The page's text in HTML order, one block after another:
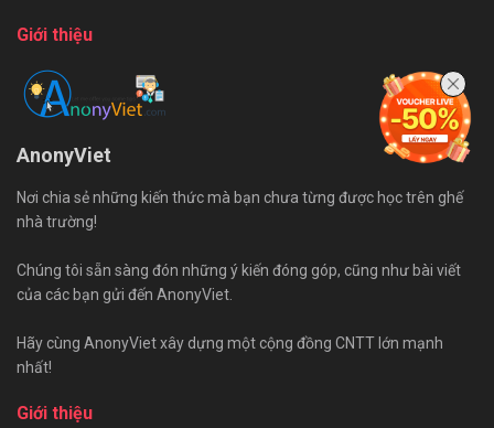
Giới thiệu
AnonyViet
Nơi chia sẻ những kiến thức mà bạn chưa từng được học trên ghế
nhà trường!
Chúng tôi sẵn sàng đón những ý kiến đóng góp, cũng như bài viết
của các bạn gửi đến AnonyViet.
Hãy cùng AnonyViet xây dựng một cộng đồng CNTT lớn mạnh
nhất!
Giới thiệu